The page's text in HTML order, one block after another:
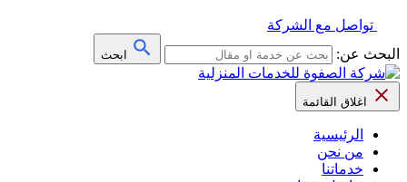
تواصل مع الشركة
البحث عن:
ابحث
اغلاق القائمة
الرئيسية
من نحن
خدماتنا